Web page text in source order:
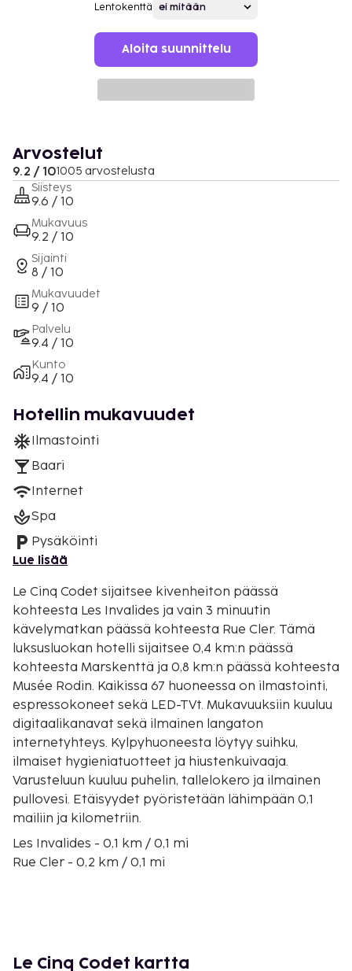
Lentokenttä
Aloita suunnittelu
Arvostelut
9.2 / 101005 arvostelusta
Siisteys
9.6 / 10
Mukavuus
9.2 / 10
Sijainti
8 / 10
Mukavuudet
9 / 10
Palvelu
9.4 / 10
Kunto
9.4 / 10
Hotellin mukavuudet
Ilmastointi
Baari
Internet
Spa
Pysäköinti
Lue lisää
Le Cinq Codet sijaitsee kivenheiton päässä
kohteesta Les Invalides ja vain 3 minuutin
kävelymatkan päässä kohteesta Rue Cler. Tämä
luksusluokan hotelli sijaitsee 0,4 km:n päässä
kohteesta Marskenttä ja 0,8 km:n päässä kohteesta
Musée Rodin. Kaikissa 67 huoneessa on ilmastointi,
espressokoneet sekä LED-TVt. Mukavuuksiin kuuluu
digitaalikanavat sekä ilmainen langaton
internetyhteys. Kylpyhuoneesta löytyy suihku,
ilmaiset hygieniatuotteet ja hiustenkuivaaja.
Varusteluun kuuluu puhelin, tallelokero ja ilmainen
pullovesi. Etäisyydet pyöristetään lähimpään 0,1
mailiin ja kilometriin.
Les Invalides - 0,1 km / 0,1 mi
Rue Cler - 0,2 km / 0,1 mi
Eiffel-torni - 1,4 km / 0,8 mi
Le Cinq Codet kartta